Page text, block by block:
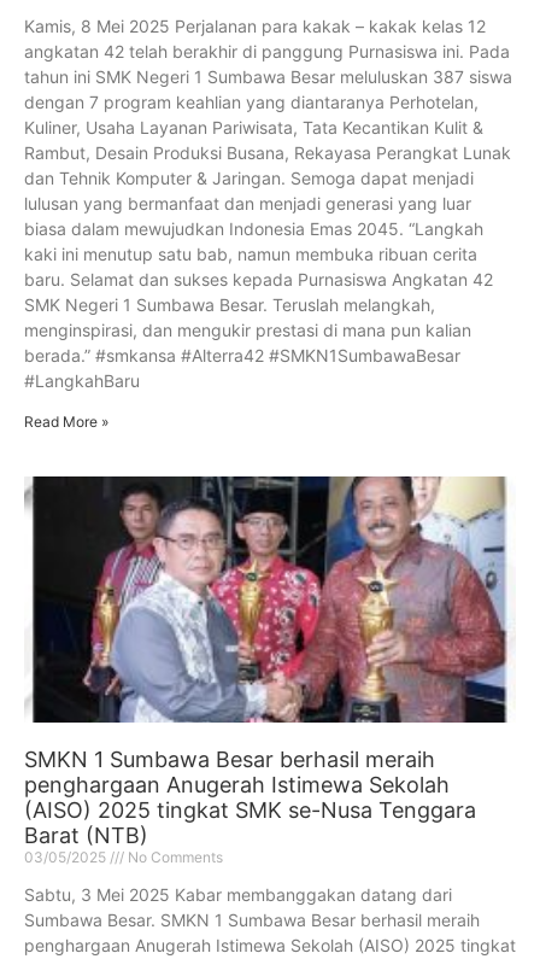
Kamis, 8 Mei 2025 Perjalanan para kakak – kakak kelas 12
angkatan 42 telah berakhir di panggung Purnasiswa ini. Pada
tahun ini SMK Negeri 1 Sumbawa Besar meluluskan 387 siswa
dengan 7 program keahlian yang diantaranya Perhotelan,
Kuliner, Usaha Layanan Pariwisata, Tata Kecantikan Kulit &
Rambut, Desain Produksi Busana, Rekayasa Perangkat Lunak
dan Tehnik Komputer & Jaringan. Semoga dapat menjadi
lulusan yang bermanfaat dan menjadi generasi yang luar
biasa dalam mewujudkan Indonesia Emas 2045. “Langkah
kaki ini menutup satu bab, namun membuka ribuan cerita
baru. Selamat dan sukses kepada Purnasiswa Angkatan 42
SMK Negeri 1 Sumbawa Besar. Teruslah melangkah,
menginspirasi, dan mengukir prestasi di mana pun kalian
berada.” #smkansa #Alterra42 #SMKN1SumbawaBesar
#LangkahBaru
Read More »
SMKN 1 Sumbawa Besar berhasil meraih
penghargaan Anugerah Istimewa Sekolah
(AISO) 2025 tingkat SMK se-Nusa Tenggara
Barat (NTB)
03/05/2025 No Comments
Sabtu, 3 Mei 2025 Kabar membanggakan datang dari
Sumbawa Besar. SMKN 1 Sumbawa Besar berhasil meraih
penghargaan Anugerah Istimewa Sekolah (AISO) 2025 tingkat